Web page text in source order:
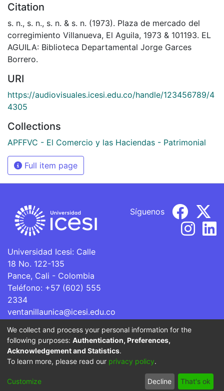
Citation
s. n., s. n., s. n. & s. n. (1973). Plaza de mercado del
corregimiento Villanueva, El Aguila, 1973 & 101193. EL
AGUILA: Biblioteca Departamental Jorge Garces
Borrero.
URI
https://audiovisuales.icesi.edu.co/handle/123456789/4
4305
Collections
APFFVC - El Comercio y las Haciendas - Patrimonial
Full item page
Universidad Icesi: Calle
18 No. 122-135
Pance, Cali - Colombia
Teléfono: +57 (602) 555
2334
ventanillaunica@icesi.edu.co
Síguenos
La Universidad Icesi es una Institución de Educación
Superior que se encuentra sujeta a inspección y vigilancia
por parte del Ministerio de Educación Nacional.
Cookie
End User
Agreement
Send
Feedback
We collect and process your personal information for the
following purposes: Authentication, Preferences,
Acknowledgement and Statistics.
To learn more, please read our privacy policy.
Customize Decline That's ok